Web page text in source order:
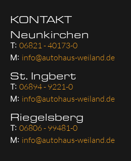
KONTAKT
Neunkirchen
T: 06821 - 40173-0
M: info@autohaus-weiland.de
St. Ingbert
T: 06894 - 9221-0
M: info@autohaus-weiland.de
Riegelsberg
T: 06806 - 99481-0
M: info@autohaus-weiland.de